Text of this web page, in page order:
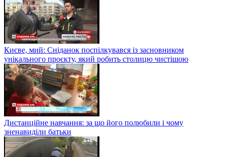
Києве, мий: Сніданок поспілкувався із засновником
унікального проєкту, який робить столицю чистішою
Дистанційне навчання: за що його полюбили і чому
зненавиділи батьки